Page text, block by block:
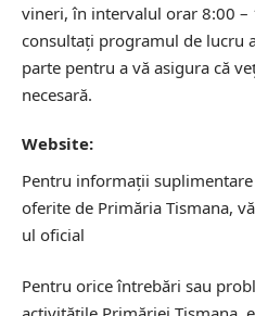
vineri, în intervalul orar 8:00 –
consultați programul de lucru
parte pentru a vă asigura că
necesară.
Website:
Pentru informații
oferite de Primăria Tismana,
ul oficial
Pentru orice întrebări sau